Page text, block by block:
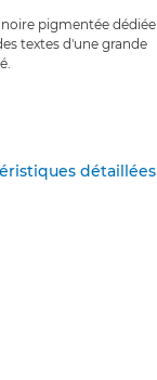
noire pigmentée dédiée
textes d'une grande
détaillées